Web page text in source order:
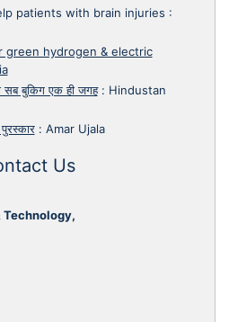
patients with brain injuries :
green hydrogen & electric
सब बुकिग एक ही जगह: Hindustan
: Amar Ujala
Us
Technology,